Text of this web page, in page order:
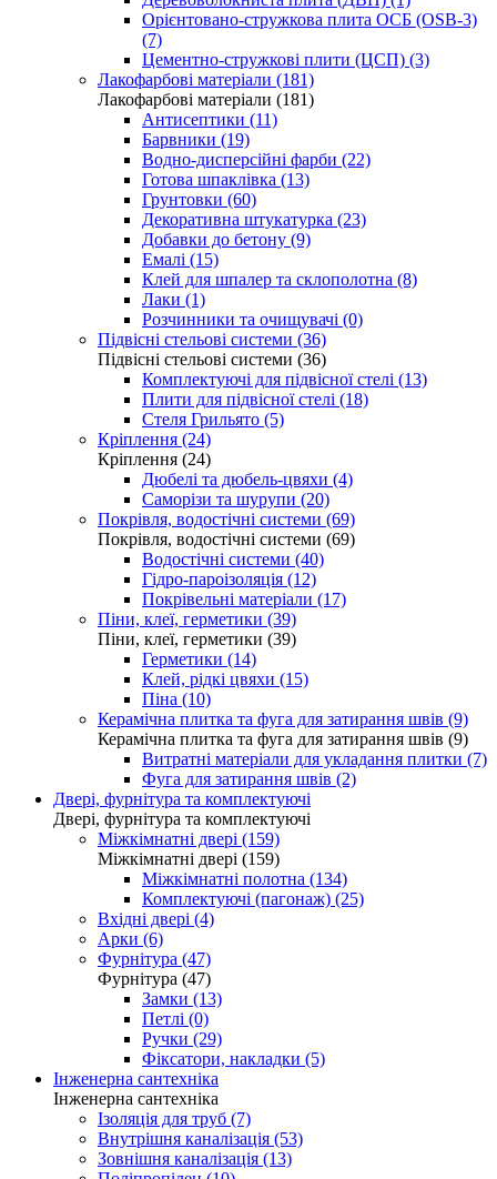
Орієнтовано-стружкова плита ОСБ (OSB-3)
(7)
Цементно-стружкові плити (ЦСП) (3)
Лакофарбові матеріали (181)
Лакофарбові матеріали (181)
Антисептики (11)
Барвники (19)
Водно-дисперсійні фарби (22)
Готова шпаклівка (13)
Грунтовки (60)
Декоративна штукатурка (23)
Добавки до бетону (9)
Емалі (15)
Клей для шпалер та склополотна (8)
Лаки (1)
Розчинники та очищувачі (0)
Підвісні стельові системи (36)
Підвісні стельові системи (36)
Комплектуючі для підвісної стелі (13)
Плити для підвісної стелі (18)
Стеля Грильято (5)
Кріплення (24)
Кріплення (24)
Дюбелі та дюбель-цвяхи (4)
Саморізи та шурупи (20)
Покрівля, водостічні системи (69)
Покрівля, водостічні системи (69)
Водостічні системи (40)
Гідро-пароізоляція (12)
Покрівельні матеріали (17)
Піни, клеї, герметики (39)
Піни, клеї, герметики (39)
Герметики (14)
Клей, рідкі цвяхи (15)
Піна (10)
Керамічна плитка та фуга для затирання швів (9)
Керамічна плитка та фуга для затирання швів (9)
Витратні матеріали для укладання плитки (7)
Фуга для затирання швів (2)
Двері, фурнітура та комплектуючі
Двері, фурнітура та комплектуючі
Міжкімнатні двері (159)
Міжкімнатні двері (159)
Міжкімнатні полотна (134)
Комплектуючі (пагонаж) (25)
Вхідні двері (4)
Арки (6)
Фурнітура (47)
Фурнітура (47)
Замки (13)
Петлі (0)
Ручки (29)
Фіксатори, накладки (5)
Інженерна сантехніка
Інженерна сантехніка
Ізоляція для труб (7)
Внутрішня каналізація (53)
Зовнішня каналізація (13)